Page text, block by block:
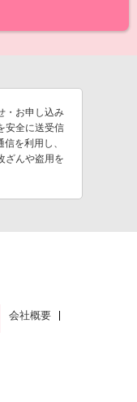
・お申し込み
安全に送受信
を利用し、
ざんや盗用を
会社概要